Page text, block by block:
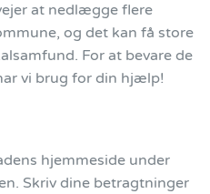
at nedlægge flere
og det kan få store
For at bevare de
vi brug for din hjælp!
hjemmeside under
Skriv dine betragtninger